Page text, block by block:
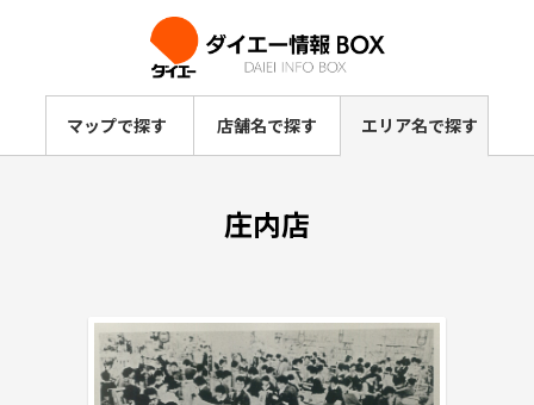
マップで探す 店舗名で探す エリア名で探す
庄内店